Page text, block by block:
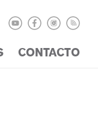
CONTACTO